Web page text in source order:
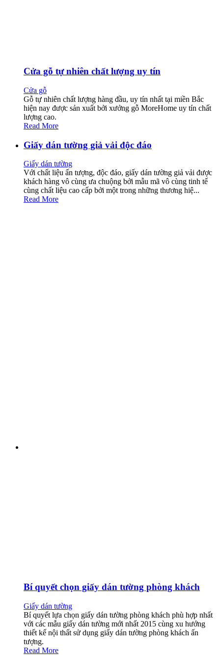
Cửa gỗ tự nhiên chất lượng uy tín
Cửa gỗ
Gỗ tự nhiên chất lượng hàng đầu, uy tín nhất tại miền Bắc
hiện nay được sản xuất bởi xưởng gỗ MoreHome uy tín chất
lượng cao.
Read More
Giấy dán tường giả vải độc đáo
Giấy dán tường
Với chất liệu ấn tượng, độc đáo, giấy dán tường giả vải được
khách hàng vô cùng ưa chuộng bởi mẫu mã vô cùng tinh tế
cùng chất liệu cao cấp bởi một trong những thương hiệ...
Read More
Bí quyết chọn giấy dán tường phòng khách
Giấy dán tường
Bí quyết lựa chọn giấy dán tường phòng khách phù hợp nhất
với các mẫu giấy dán tường mới nhất 2015 cùng xu hướng
thiết kế nội thất sử dụng giấy dán tường phòng khách ấn
tượng.
Read More